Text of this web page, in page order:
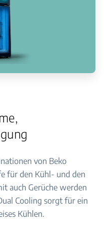
von Beko
für den Kühl- und den
auch Gerüche werden
Cooling sorgt für ein
Kühlen.